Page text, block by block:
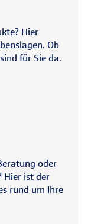
Hier
Ob
für Sie da.
oder
Hier ist der
rund um Ihre